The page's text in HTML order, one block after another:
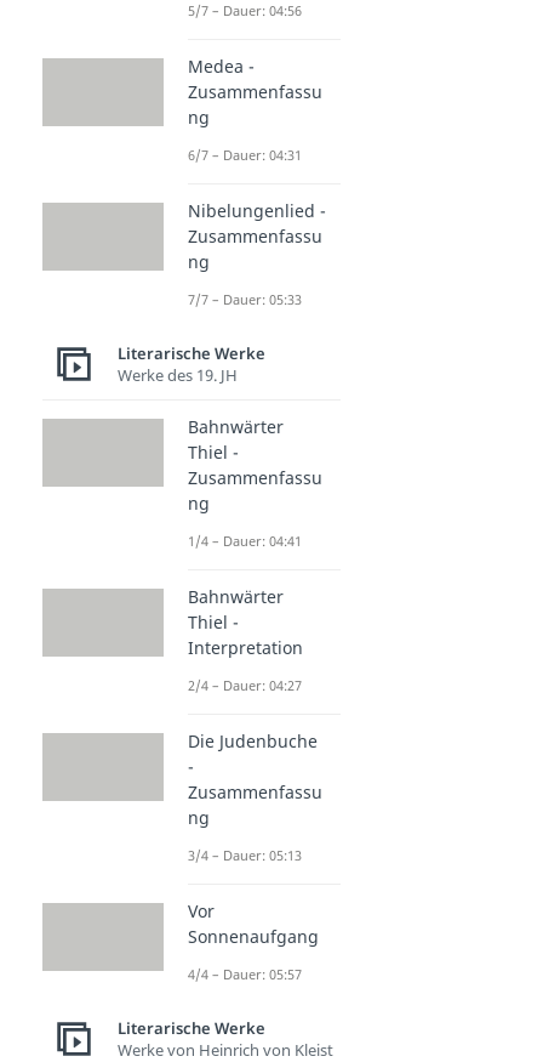
Charakterisierung
5/7 – Dauer: 04:56
Medea -
Zusammenfassu
ng
6/7 – Dauer: 04:31
Nibelungenlied -
Zusammenfassu
ng
7/7 – Dauer: 05:33
Literarische Werke
Werke des 19. JH
Bahnwärter
Thiel -
Zusammenfassu
ng
1/4 – Dauer: 04:41
Bahnwärter
Thiel -
Interpretation
2/4 – Dauer: 04:27
Die Judenbuche
-
Zusammenfassu
ng
3/4 – Dauer: 05:13
Vor
Sonnenaufgang
4/4 – Dauer: 05:57
Literarische Werke
Werke von Heinrich von Kleist